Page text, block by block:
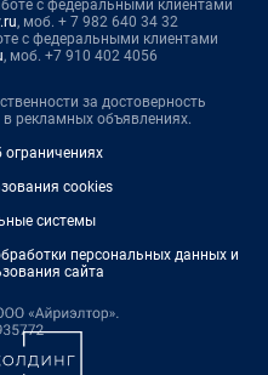
с федеральными клиентами
, моб. + 7 982 640 34 32
с федеральными клиентами
, моб. +7 910 402 4056
за достоверность
рекламных объявлениях.
cookies
системы
персональных данных и
сайта